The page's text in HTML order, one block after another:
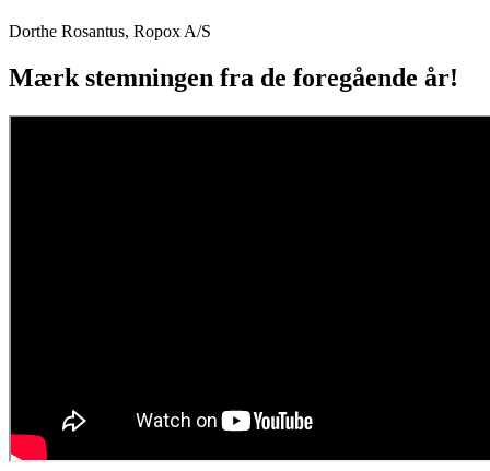
Dorthe Rosantus, Ropox A/S
Mærk stemningen fra de foregående år!